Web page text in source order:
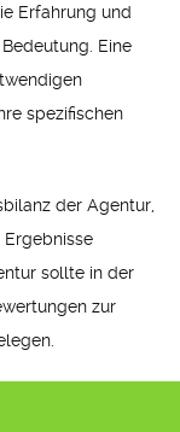
Erfahrung und
Eine
spezifischen
der Agentur,
sollte in der
zur